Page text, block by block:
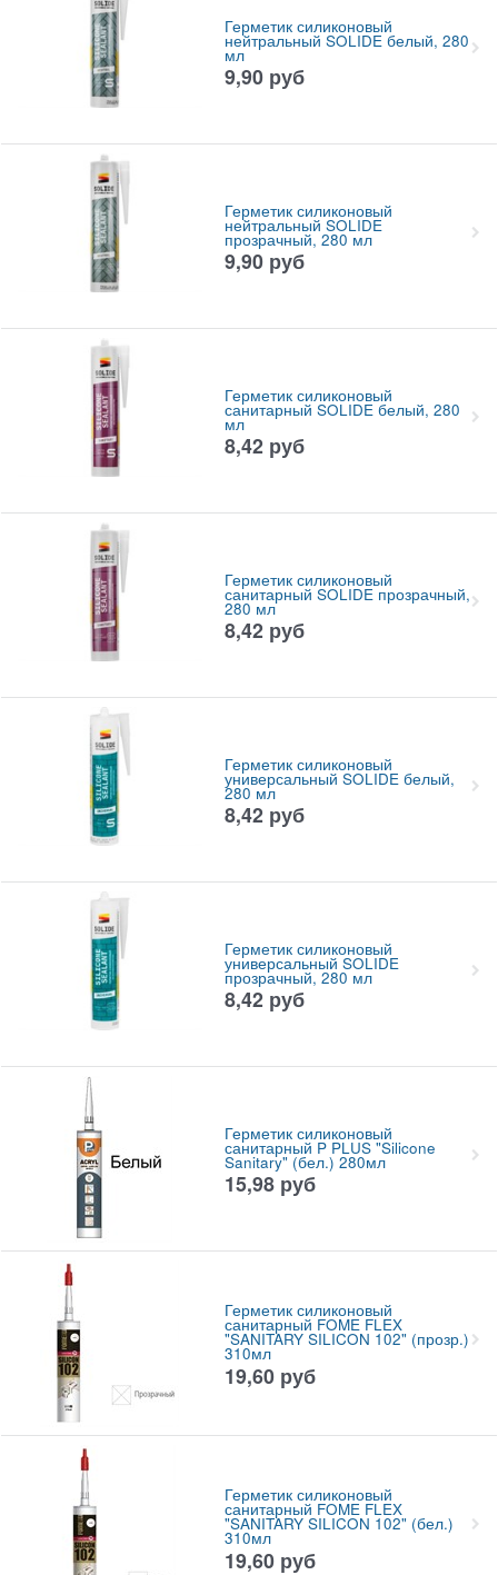
Герметик силиконовый
нейтральный SOLIDE белый, 280
мл
9,90 руб
Герметик силиконовый
нейтральный SOLIDE
прозрачный, 280 мл
9,90 руб
Герметик силиконовый
санитарный SOLIDE белый, 280
мл
8,42 руб
Герметик силиконовый
санитарный SOLIDE прозрачный,
280 мл
8,42 руб
Герметик силиконовый
универсальный SOLIDE белый,
280 мл
8,42 руб
Герметик силиконовый
универсальный SOLIDE
прозрачный, 280 мл
8,42 руб
Герметик силиконовый
санитарный P PLUS "Silicone
Sanitary" (бел.) 280мл
15,98 руб
Герметик силиконовый
санитарный FOME FLEX
"SANITARY SILICON 102" (прозр.)
310мл
19,60 руб
Герметик силиконовый
санитарный FOME FLEX
"SANITARY SILICON 102" (бел.)
310мл
19,60 руб